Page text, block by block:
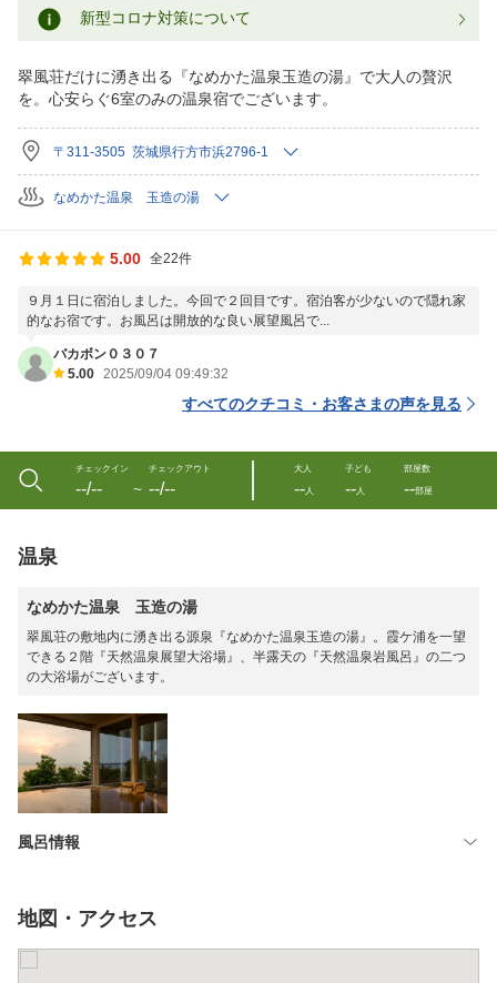
新型コロナ対策について
翠風荘だけに湧き出る『なめかた温泉玉造の湯』で大人の贅沢
を。心安らぐ6室のみの温泉宿でございます。
〒311-3505 茨城県行方市浜2796-1
なめかた温泉 玉造の湯
5.00 全22件
９月１日に宿泊しました。今回で２回目です。宿泊客が少ないので隠れ家
的なお宿です。お風呂は開放的な良い展望風呂で...
バカボン０３０７
5.00 2025/09/04 09:49:32
すべてのクチコミ・お客さまの声を見る
チェックイン
--/-- 〜
チェックアウト
--/--
大人
--人
子ども
--人
部屋数
--部屋
温泉
なめかた温泉 玉造の湯
翠風荘の敷地内に湧き出る源泉『なめかた温泉玉造の湯』。霞ケ浦を一望
できる２階『天然温泉展望大浴場』、半露天の『天然温泉岩風呂』の二つ
の大浴場がございます。
風呂情報
地図・アクセス